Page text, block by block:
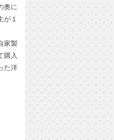
奥に
１
家製
購入
た洋